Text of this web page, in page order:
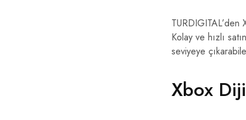
TURDIGITAL’den
Kolay ve hızlı
seviyeye
Xbox